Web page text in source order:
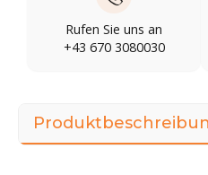
Rufen Sie uns an
+43 670 3080030